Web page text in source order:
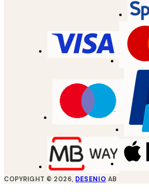
COPYRIGHT © 2026, DESENIO AB